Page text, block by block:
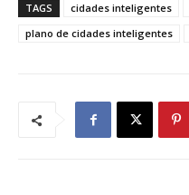
TAGS cidades inteligentes
plano de cidades inteligentes